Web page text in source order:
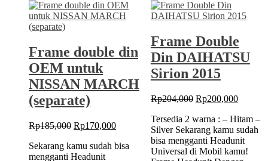
Frame double din
OEM untuk
NISSAN MARCH
(separate)
Rp185,000 Original
was:
Rp185,000.
Rp170,000Current
is:
Rp170,000.
Sekarang kamu sudah bisa
mengganti Headunit
Frame Double
Din DAIHATSU
Sirion 2015
Rp204,000 Original
was:
Rp204,000.
Rp200,000Current
is:
Tersedia 2 warna : – Hitam –
Silver Sekarang kamu sudah
bisa mengganti Headunit
Universal di Mobil kamu!